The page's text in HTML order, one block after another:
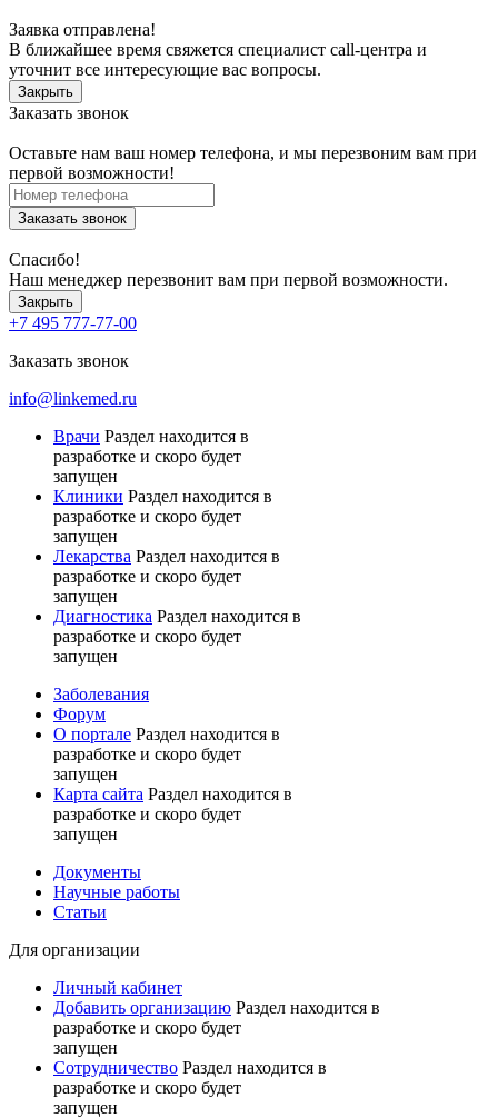
Заявка отправлена!
В ближайшее время свяжется специалист call-центра и
уточнит все интересующие вас вопросы.
Закрыть
Заказать звонок
Оставьте нам ваш номер телефона, и мы перезвоним вам при
первой возможности!
Заказать звонок
Спасибо!
Наш менеджер перезвонит вам при первой возможности.
Закрыть
+7 495 777-77-00
Заказать звонок
info@linkemed.ru
Врачи Раздел находится в
разработке и скоро будет
запущен
Клиники Раздел находится в
разработке и скоро будет
запущен
Лекарства Раздел находится в
разработке и скоро будет
запущен
Диагностика Раздел находится в
разработке и скоро будет
запущен
Заболевания
Форум
О портале Раздел находится в
разработке и скоро будет
запущен
Карта сайта Раздел находится в
разработке и скоро будет
запущен
Документы
Научные работы
Статьи
Для организации
Личный кабинет
Добавить организацию Раздел находится в
разработке и скоро будет
запущен
Сотрудничество Раздел находится в
разработке и скоро будет
запущен